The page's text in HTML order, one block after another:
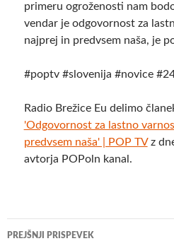
primeru ogroženosti nam
vendar je odgovornost za
najprej in predvsem naša, je
#poptv #slovenija #novice
Radio Brežice Eu delimo
'Odgovornost za lastno
predvsem naša' | POP TVz
avtorja POPoln kanal.
Krmarjenje
PREJŠNJI PRISPEVEK